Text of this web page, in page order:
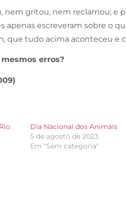
nem gritou, nem reclamou; e
apenas escreveram sobre o
que tudo acima aconteceu e
erros?
Dia Nacional dos Animais
5 de agosto de 2023
Em "Sem categoria"